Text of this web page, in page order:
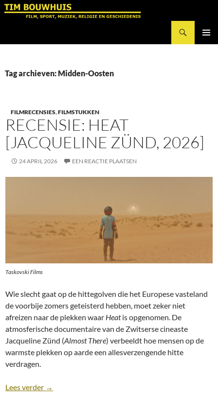
Ga
Tag archieven: Midden-Oosten
FILMRECENSIES,FILMSTUKKEN
RECENSIE: HEAT
[JACQUELINE ZÜND, 2026]
24 APRIL 2026 EEN REACTIE PLAATSEN
Taskovski Films
Wie slecht gaat op de hittegolven die het Europese vasteland
de voorbije zomers geteisterd hebben, moet zeker niet
afreizen naar de plekken waar Heatis opgenomen. De
atmosferische documentaire van de Zwitserse cineaste
Jacqueline Zünd (Almost There) verbeeldt hoe mensen op de
warmste plekken op aarde een allesverzengende hitte
verdragen.
Lees verder Recensie: Heat [Jacqueline Zünd, 2026]
→